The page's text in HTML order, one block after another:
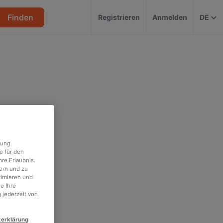
Finden Registrieren Anmelden DE
für den
Erlaubnis.
und zu
und
Ihre
jederzeit von